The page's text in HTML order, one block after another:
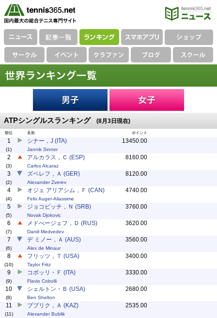
ATPシングルスランキング (8月3日現在)
順位 名前 ポイント
1
(1)
シナー，J (ITA)
Jannik Sinner
13450.00
2
(3)
アルカラス，Ｃ (ESP)
Carlos Alcaraz
8160.00
3
(2)
ズベレフ，Ａ (GER)
Alexander Zverev
8120.00
4
(4)
オジェ アリアシム，Ｆ (CAN)
Felix Auger-Aliassime
4740.00
5
(5)
ジョコビッチ，Ｎ (SRB)
Novak Djokovic
3760.00
6
(7)
メドべージェフ，Ｄ (RUS)
Daniil Medvedev
3620.00
7
(6)
デ ミノー，Ａ (AUS)
Alex de Minaur
3560.00
8
(10)
フリッツ，Ｔ (USA)
Taylor Fritz
3400.00
9
(9)
コボッリ・Ｆ (ITA)
Flavio Cobolli
3330.00
10
(8)
シェルトン・Ｂ (USA)
Ben Shelton
2680.00
11
(11)
ブブリク，Ａ (KAZ)
Alexander Bublik
2535.00